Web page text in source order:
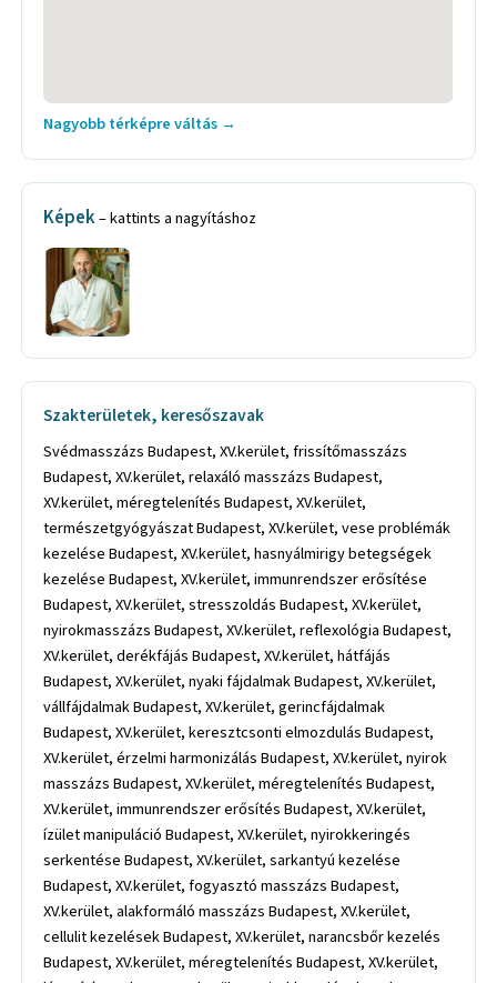
Nagyobb térképre váltás →
Képek– kattints a nagyításhoz
Szakterületek, keresőszavak
Svédmasszázs Budapest, XV.kerület, frissítőmasszázs
Budapest, XV.kerület, relaxáló masszázs Budapest,
XV.kerület, méregtelenítés Budapest, XV.kerület,
természetgyógyászat Budapest, XV.kerület, vese problémák
kezelése Budapest, XV.kerület, hasnyálmirigy betegségek
kezelése Budapest, XV.kerület, immunrendszer erősítése
Budapest, XV.kerület, stresszoldás Budapest, XV.kerület,
nyirokmasszázs Budapest, XV.kerület, reflexológia Budapest,
XV.kerület, derékfájás Budapest, XV.kerület, hátfájás
Budapest, XV.kerület, nyaki fájdalmak Budapest, XV.kerület,
vállfájdalmak Budapest, XV.kerület, gerincfájdalmak
Budapest, XV.kerület, keresztcsonti elmozdulás Budapest,
XV.kerület, érzelmi harmonizálás Budapest, XV.kerület, nyirok
masszázs Budapest, XV.kerület, méregtelenítés Budapest,
XV.kerület, immunrendszer erősítés Budapest, XV.kerület,
ízület manipuláció Budapest, XV.kerület, nyirokkeringés
serkentése Budapest, XV.kerület, sarkantyú kezelése
Budapest, XV.kerület, fogyasztó masszázs Budapest,
XV.kerület, alakformáló masszázs Budapest, XV.kerület,
cellulit kezelések Budapest, XV.kerület, narancsbőr kezelés
Budapest, XV.kerület, méregtelenítés Budapest, XV.kerület,